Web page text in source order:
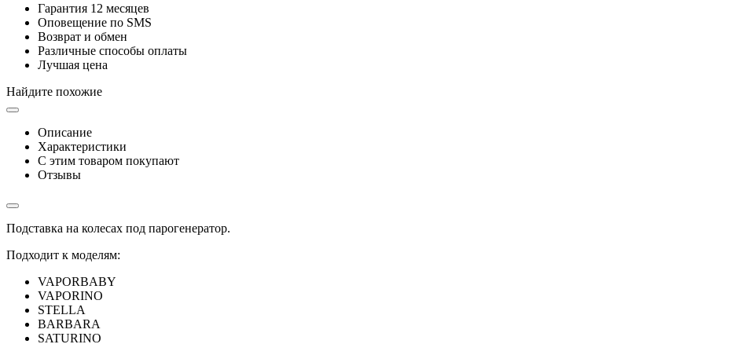
Гарантия 12 месяцев
Оповещение по SMS
Возврат и обмен
Различные способы оплаты
Лучшая цена
Найдите похожие
Описание
Характеристики
С этим товаром покупают
Отзывы
Подставка на колесах под парогенератор.
Подходит к моделям:
VAPORBABY
VAPORINO
STELLA
BARBARA
SATURINO